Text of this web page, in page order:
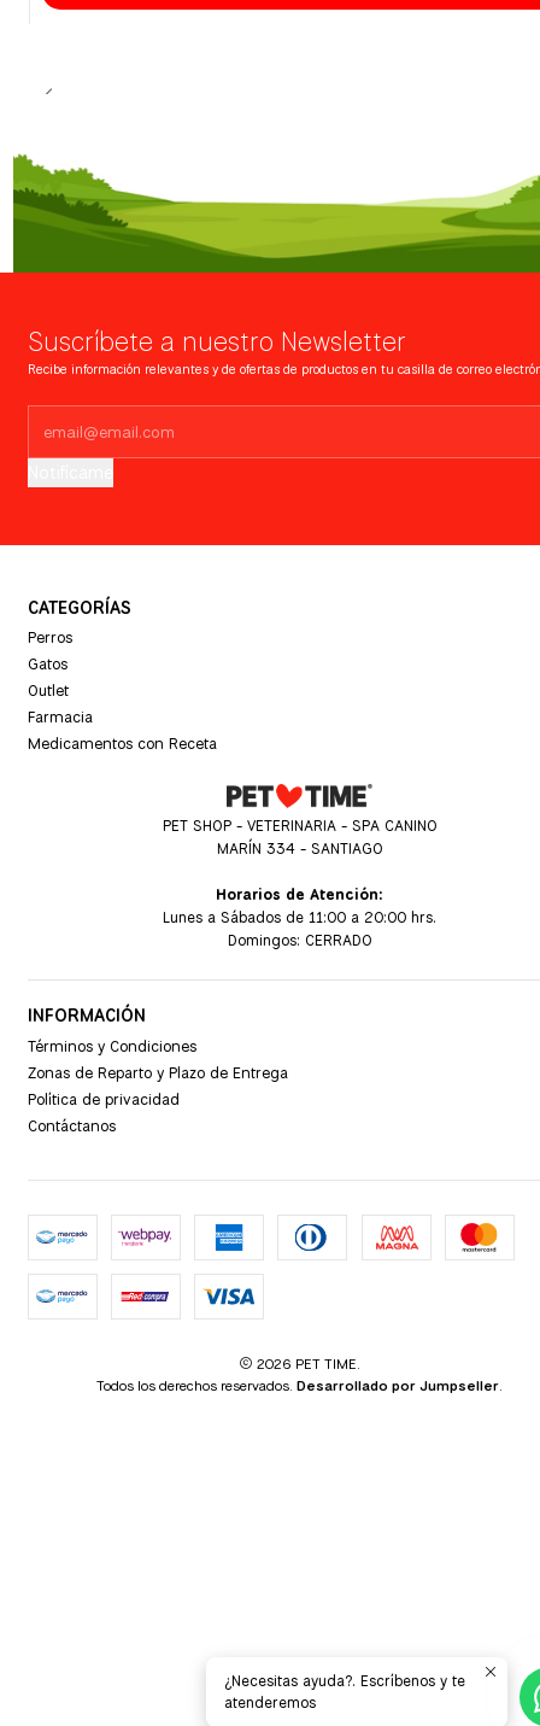
Suscríbete a nuestro Newsletter
Recibe información relevantes y de ofertas de productos en tu casilla de correo
CATEGORÍAS
Perros
Gatos
Outlet
Farmacia
Medicamentos con Receta
PET SHOP - VETERINARIA - SPA CANINO
MARÍN 334 - SANTIAGO
Horarios de Atención:
Lunes a Sábados de 11:00 a 20:00 hrs.
Domingos: CERRADO
INFORMACIÓN
Términos y Condiciones
Zonas de Reparto y Plazo de Entrega
Política de privacidad
Contáctanos
2026 PET TIME.
Todos los derechos reservados. Desarrollado por Jumpseller.
¿Necesitas ayuda?. Escríbenos y te
atenderemos